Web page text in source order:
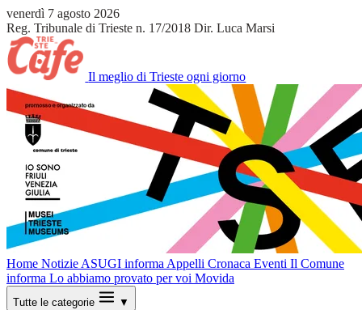
venerdì 7 agosto 2026
Reg. Tribunale di Trieste n. 17/2018 Dir. Luca Marsi
Il meglio di Trieste ogni giorno
Home Notizie ASUGI informa Appelli Cronaca Eventi Il Comune
informa Lo abbiamo provato per voi Movida
Tutte le categorie ▼